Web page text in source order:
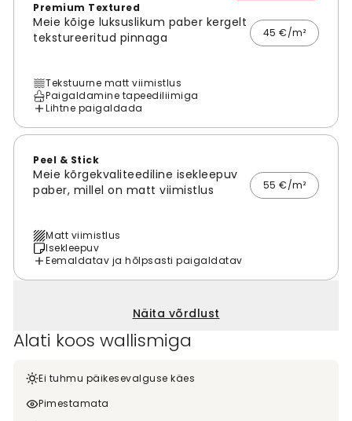
Premium Textured
Meie kõige luksuslikum paber kergelt
tekstureeritud pinnaga
45 €/m²
Tekstuurne matt viimistlus
Paigaldamine tapeediliimiga
Lihtne paigaldada
Peel & Stick
Meie kõrgekvaliteediline isekleepuv
paber, millel on matt viimistlus
55 €/m²
Matt viimistlus
Isekleepuv
Eemaldatav ja hõlpsasti paigaldatav
Näita võrdlust
Alati koos wallismiga
Ei tuhmu päikesevalguse käes
Pimestamata